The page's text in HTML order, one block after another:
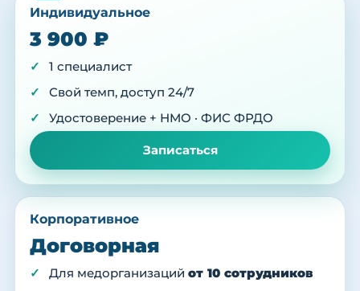
Индивидуальное
3 900 ₽
1 специалист
Свой темп, доступ 24/7
Удостоверение + НМО · ФИС ФРДО
Записаться
Корпоративное
Договорная
Для медорганизаций от 10 сотрудников